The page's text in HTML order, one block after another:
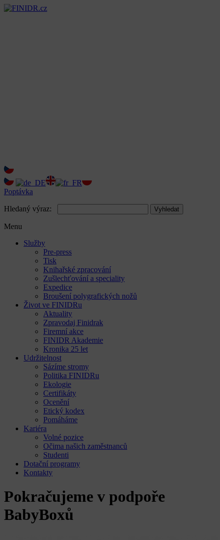
Poptávka
Hledaný výraz: Vyhledat
Menu
Služby
Pre-press
Tisk
Knihařské zpracování
Zušlechťování a speciality
Expedice
Broušení polygrafických nožů
Život ve FINIDRu
Aktuality
Zpravodaj Finidrak
Firemní akce
FINIDR Akademie
Kronika 25 let
Udržitelnost
Sázíme stromy
Politika FINIDRu
Ekologie
Certifikáty
Ocenění
Etický kodex
Pomáháme
Kariéra
Volné pozice
Očima našich zaměstnanců
Studenti
Dotační programy
Kontakty
Pokračujeme v podpoře
BabyBoxů